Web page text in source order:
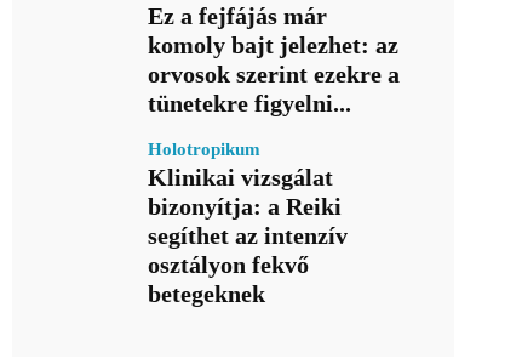
Ez a fejfájás már
komoly bajt jelezhet: az
orvosok szerint ezekre a
tünetekre figyelni...
Holotropikum
Klinikai vizsgálat
bizonyítja: a Reiki
segíthet az intenzív
osztályon fekvő
betegeknek